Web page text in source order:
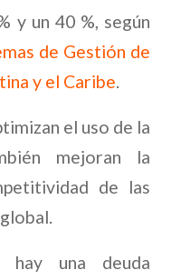
y un 40 %, según
de Gestión de
y el Caribe.
el uso de la
mejoran la
de las
hay una deuda